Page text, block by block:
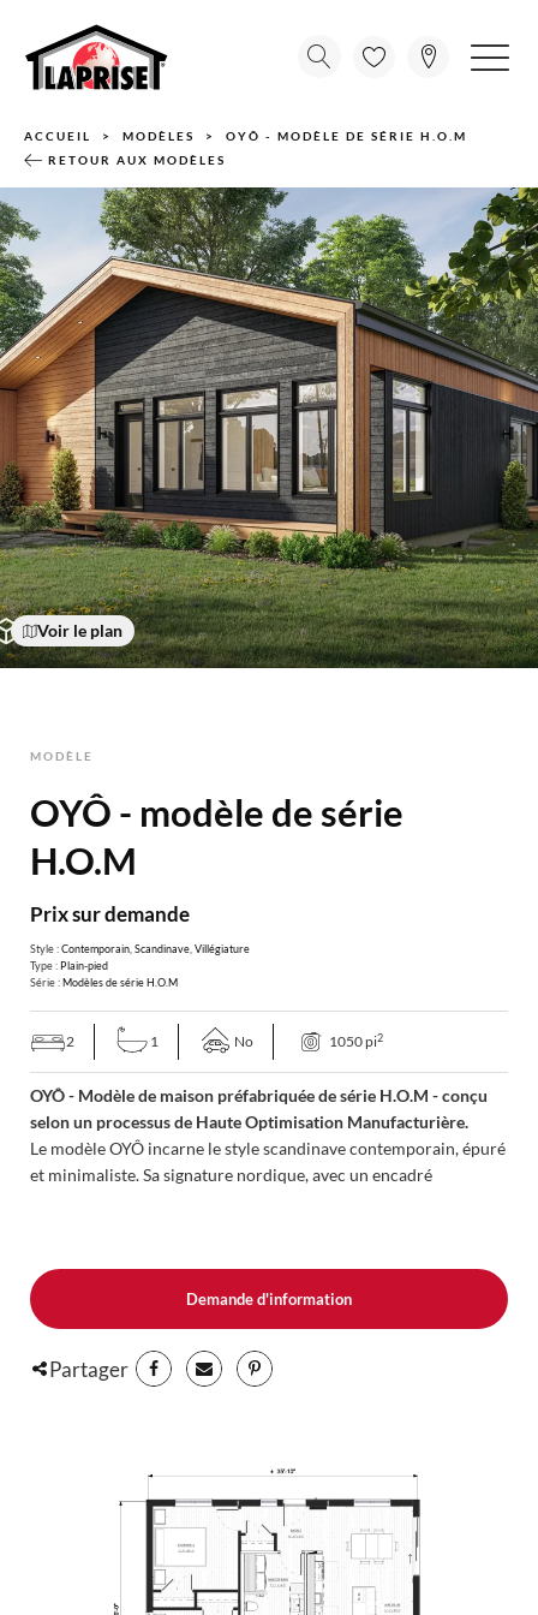
ACCUEIL MODÈLES
OYÔ - MODÈLE DE SÉRIE H.O.M
RETOUR AUX MODÈLES
Voir le plan
MODÈLE
OYÔ - modèle de série
H.O.M
Prix sur demande
Style :Contemporain Scandinave Villégiature
Type :Plain-pied
Série :Modèles de série H.O.M
2 1 No 1050 pi2
OYÔ - Modèle de maison préfabriquée de série H.O.M - conçu
selon un processus de Haute Optimisation Manufacturière.
Le modèle OYÔ incarne le style scandinave contemporain, épuré
et minimaliste. Sa signature nordique, avec un encadré
discrétion, flexibilité d’implantation et adaptation optimale au
terrain.
Une maison, deux visages
Le modèle OYÔ combine deux façades en une seule maison : une
spectaculaire grâce à la façade vitrée ; en milieu urbain, la façade
plus sobre garantit intimité et discrétion. OYÔ s’adapte avec
style et intelligence à son environnement.
La préfabrication au cœur de l’innovation
Son architecture simplifiée permet une production rapide et
Demande d'information
Partager